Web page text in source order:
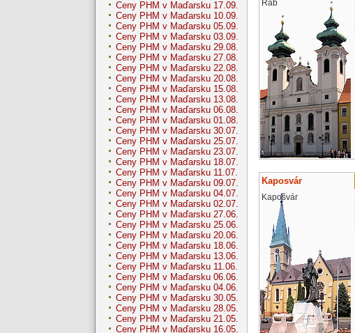
Ceny PHM v Maďarsku 17.09.
Ceny PHM v Maďarsku 10.09.
Ceny PHM v Maďarsku 05.09.
Ceny PHM v Maďarsku 03.09.
Ceny PHM v Maďarsku 29.08.
Ceny PHM v Maďarsku 27.08.
Ceny PHM v Maďarsku 22.08.
Ceny PHM v Maďarsku 20.08.
Ceny PHM v Maďarsku 15.08.
Ceny PHM v Maďarsku 13.08.
Ceny PHM v Maďarsku 06.08.
Ceny PHM v Maďarsku 01.08.
Ceny PHM v Maďarsku 30.07.
Ceny PHM v Maďarsku 25.07.
Ceny PHM v Maďarsku 23.07.
Ceny PHM v Maďarsku 18.07.
Ceny PHM v Maďarsku 11.07.
Ceny PHM v Maďarsku 09.07.
Ceny PHM v Maďarsku 04.07.
Ceny PHM v Maďarsku 02.07.
Ceny PHM v Maďarsku 27.06.
Ceny PHM v Maďarsku 25.06.
Ceny PHM v Maďarsku 20.06.
Ceny PHM v Maďarsku 18.06.
Ceny PHM v Maďarsku 13.06.
Ceny PHM v Maďarsku 11.06.
Ceny PHM v Maďarsku 06.06.
Ceny PHM v Maďarsku 04.06.
Ceny PHM v Maďarsku 30.05.
Ceny PHM v Maďarsku 28.05.
Ceny PHM v Maďarsku 21.05.
Ceny PHM v Maďarsku 16.05.
Ráb
Kaposvár
Kapošvár